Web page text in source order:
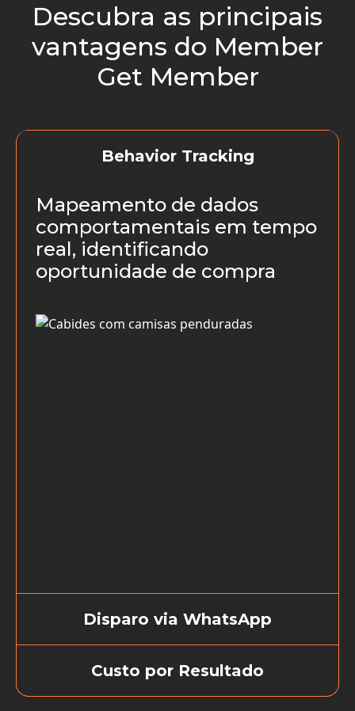
Descubra as principais
vantagens do Member
Get Member
Behavior Tracking
Mapeamento de dados
comportamentais em tempo
real, identificando
oportunidade de compra
Disparo via WhatsApp
Integração com WhatsApp,
colocando as notificações
Custo por Resultado